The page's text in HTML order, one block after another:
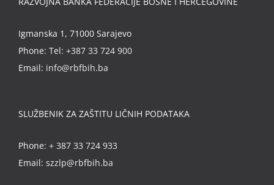
Igmanska 1, 71000 Sarajevo
Phone: Tel: +387 33 724 900
Email: info@rbfbih.ba
SLUŽBENIK ZA ZAŠTITU LIČNIH PODATAKA
Phone: + 387 33 724 933
Email: szzlp@rbfbih.ba